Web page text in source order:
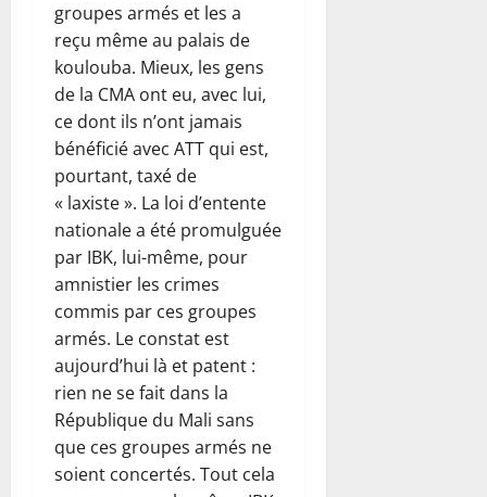
groupes armés et les a
reçu même au palais de
koulouba. Mieux, les gens
de la CMA ont eu, avec lui,
ce dont ils n’ont jamais
bénéficié avec ATT qui est,
pourtant, taxé de
« laxiste ». La loi d’entente
nationale a été promulguée
par IBK, lui-même, pour
amnistier les crimes
commis par ces groupes
armés. Le constat est
aujourd’hui là et patent :
rien ne se fait dans la
République du Mali sans
que ces groupes armés ne
soient concertés. Tout cela